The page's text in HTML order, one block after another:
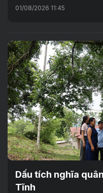
01/08/2026 11:45
Dấu tích nghĩa
Tĩnh